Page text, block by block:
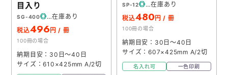
目入り
SG-400
在庫あり
税込496 円 / 冊
100冊の場合
納期目安：30日～40日
サイズ：610×425mm A/2切
SP-12
在庫あり
税込480 円 / 冊
100冊の場合
納期目安：30日～40日
サイズ：607×425mm A/2切
名入れ可 一色印刷